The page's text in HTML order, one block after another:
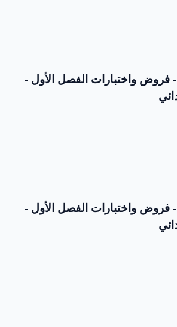
الموضوع رقم 148 - فروض واختبارات الفصل الأول -
الموضوع رقم 147 - فروض واختبارات الفصل الأول -